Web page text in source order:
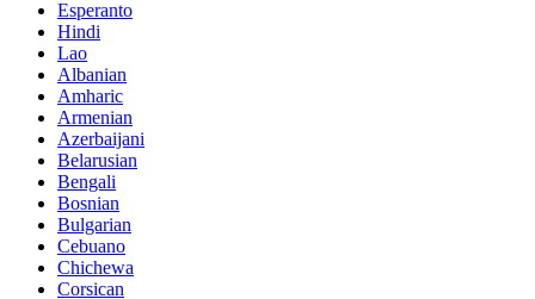
Esperanto
Hindi
Lao
Albanian
Amharic
Armenian
Azerbaijani
Belarusian
Bengali
Bosnian
Bulgarian
Cebuano
Chichewa
Corsican